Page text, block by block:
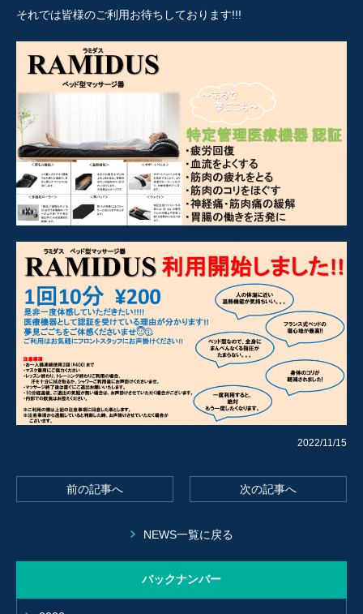
それでは皆様のご利用お待ちしております!!!
2022/11/15
前の記事へ 次の記事へ
NEWS一覧に戻る
バックナンバー